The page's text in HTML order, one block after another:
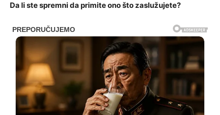
Da li ste spremni da primite ono što zaslužujete?